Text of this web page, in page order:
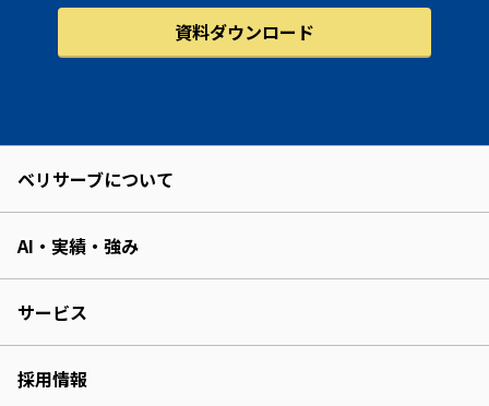
資料ダウンロード
ベリサーブについて
AI・実績・強み
サービス
採用情報